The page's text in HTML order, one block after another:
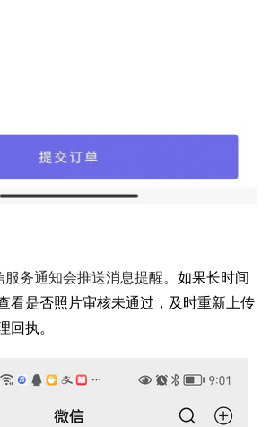
务通知会推送消息提醒。 如果长时间
看是否照片审核未通过，及时重新上传
回执。